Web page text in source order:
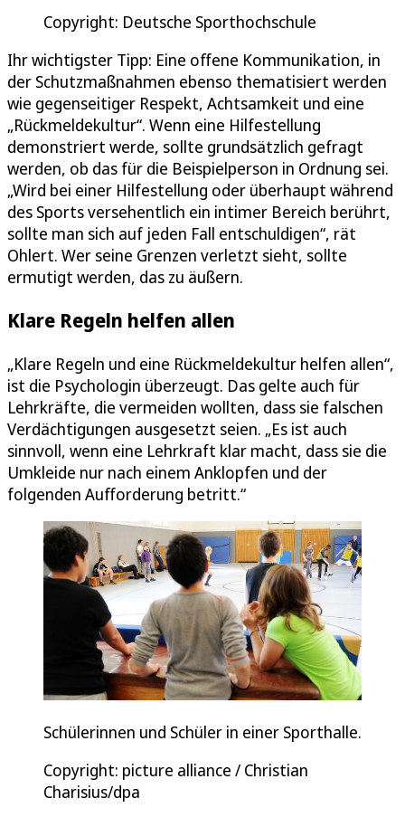
Copyright: Deutsche Sporthochschule
Ihr wichtigster Tipp: Eine offene Kommunikation, in
der Schutzmaßnahmen ebenso thematisiert werden
wie gegenseitiger Respekt, Achtsamkeit und eine
„Rückmeldekultur“. Wenn eine Hilfestellung
demonstriert werde, sollte grundsätzlich gefragt
werden, ob das für die Beispielperson in Ordnung sei.
„Wird bei einer Hilfestellung oder überhaupt während
des Sports versehentlich ein intimer Bereich berührt,
sollte man sich auf jeden Fall entschuldigen“, rät
Ohlert. Wer seine Grenzen verletzt sieht, sollte
ermutigt werden, das zu äußern.
Klare Regeln helfen allen
„Klare Regeln und eine Rückmeldekultur helfen allen“,
ist die Psychologin überzeugt. Das gelte auch für
Lehrkräfte, die vermeiden wollten, dass sie falschen
Verdächtigungen ausgesetzt seien. „Es ist auch
sinnvoll, wenn eine Lehrkraft klar macht, dass sie die
Umkleide nur nach einem Anklopfen und der
folgenden Aufforderung betritt.“
Schülerinnen und Schüler in einer Sporthalle.
Copyright: picture alliance / Christian
Charisius/dpa